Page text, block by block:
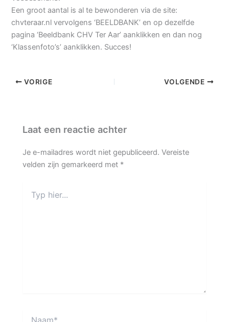
Een groot aantal is al te bewonderen via de site:
chvteraar.nl vervolgens ‘BEELDBANK’ en op dezelfde
pagina ‘Beeldbank CHV Ter Aar’ aanklikken en dan nog
‘Klassenfoto’s’ aanklikken. Succes!
VORIGE VOLGENDE
Laat een reactie achter
Je e-mailadres wordt niet gepubliceerd. Vereiste
velden zijn gemarkeerd met *
hier...